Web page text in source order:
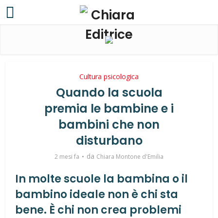
Cultura psicologica
Quando la scuola
premia le bambine e i
bambini che non
disturbano
2 mesi fa da Chiara Montone d'Emilia
In molte scuole la bambina o il
bambino ideale non è chi sta
bene. È chi non crea problemi